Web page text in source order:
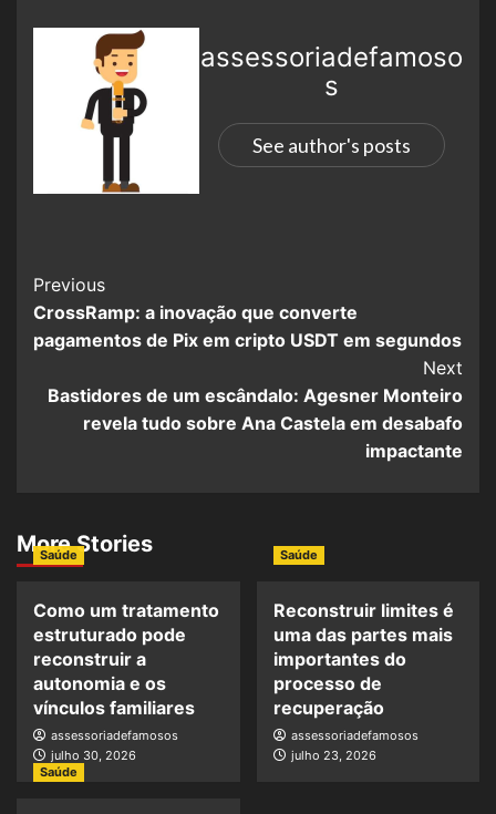
assessoriadefamoso
s
See author's posts
Previous
CrossRamp: a inovação que converte
pagamentos de Pix em cripto USDT em segundos
Next
Bastidores de um escândalo: Agesner Monteiro
revela tudo sobre Ana Castela em desabafo
impactante
More Stories
Saúde
Como um tratamento
estruturado pode
reconstruir a
autonomia e os
vínculos familiares
assessoriadefamosos
julho 30, 2026
Saúde
Reconstruir limites é
uma das partes mais
importantes do
processo de
recuperação
assessoriadefamosos
julho 23, 2026
Saúde